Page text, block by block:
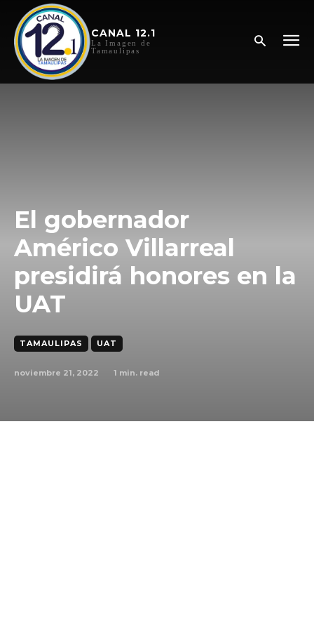
CANAL 12.1
La Imagen de
Tamaulipas
El gobernador
Américo Villarreal
presidirá honores en la
UAT
TAMAULIPAS UAT
noviembre 21, 2022 1 min. read